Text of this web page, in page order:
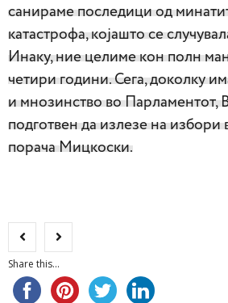
санираме последици од
катастрофа, којашто се
Инаку, ние целиме кон полн
четири години. Сега, доколку
и мнозинство во
подготвен да излезе на избори
порача Мицкоски.
Share this...